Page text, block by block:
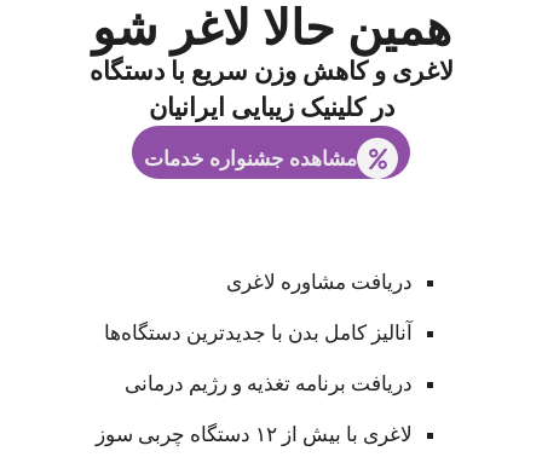
همین حالا لاغر شو
لاغری و کاهش وزن سریع با دستگاه
در کلینیک زیبایی ایرانیان
مشاهده جشنواره خدمات
دریافت مشاوره لاغری
آنالیز کامل بدن با جدیدترین دستگاه‌ها
دریافت برنامه تغذیه و رژیم درمانی
لاغری با بیش از ۱۲ دستگاه چربی سوز